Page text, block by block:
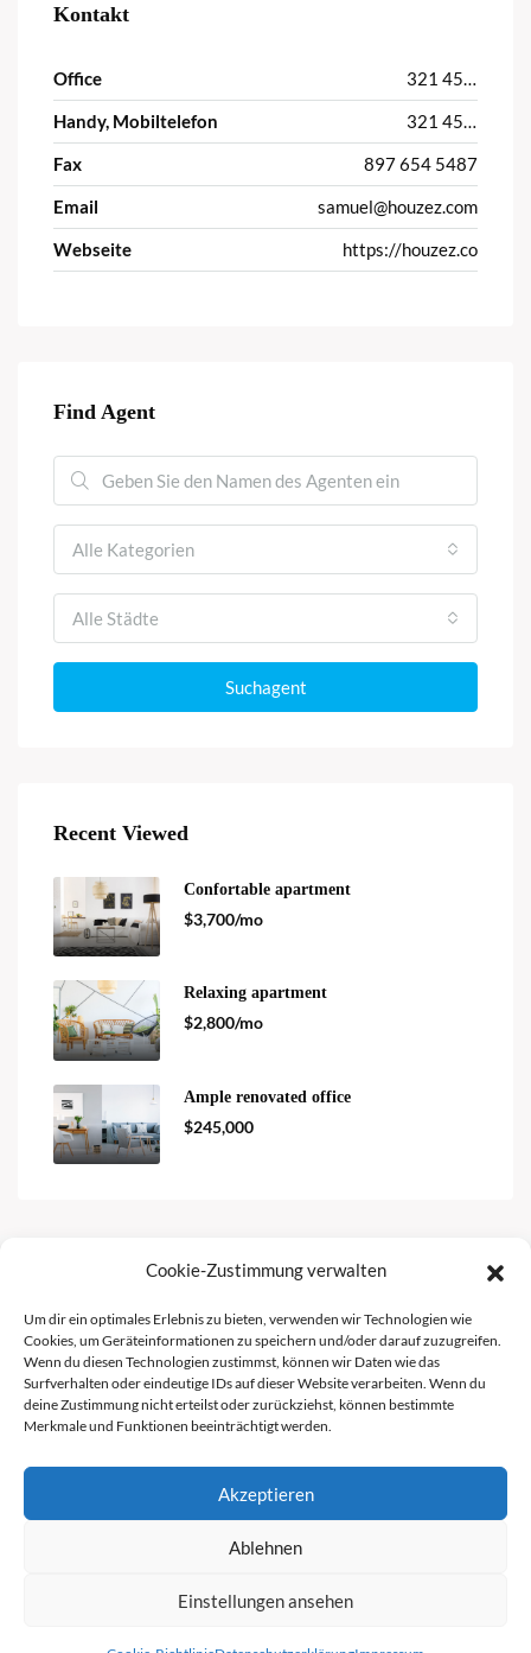
Cookie-Zustimmung verwalten
Um dir ein optimales Erlebnis zu bieten, verwenden wir Technologien wie
Cookies, um Geräteinformationen zu speichern und/oder darauf zuzugreifen.
Wenn du diesen Technologien zustimmst, können wir Daten wie das
Surfverhalten oder eindeutige IDs auf dieser Website verarbeiten. Wenn du
deine Zustimmung nicht erteilst oder zurückziehst, können bestimmte
Merkmale und Funktionen beeinträchtigt werden.
Akzeptieren
Ablehnen
Einstellungen ansehen
Kontakt
Office
Handy, Mobiltelefon
Fax
897 654 5487
Email
samuel@houzez.com
Webseite
https://houzez.co
Find Agent
Alle Kategorien
Alle Städte
Suchagent
Recent Viewed
Confortable apartment
$3,700/mo
Relaxing apartment
$2,800/mo
Ample renovated office
$245,000
Instagram